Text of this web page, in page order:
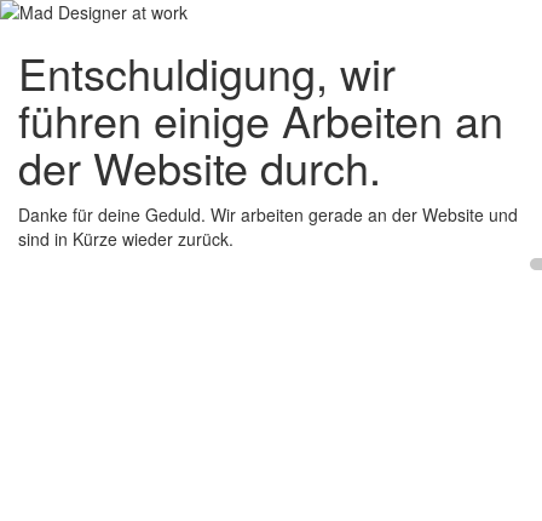
Entschuldigung, wir
führen einige Arbeiten an
der Website durch.
Danke für deine Geduld. Wir arbeiten gerade an der Website und
sind in Kürze wieder zurück.